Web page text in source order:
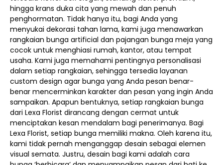
hingga krans duka cita yang mewah dan penuh
penghormatan. Tidak hanya itu, bagi Anda yang
menyukai dekorasi tahan lama, kami juga menawarkan
rangkaian bunga artificial dan pajangan bunga meja yang
cocok untuk menghiasi rumah, kantor, atau tempat
usaha. Kami juga memahami pentingnya personalisasi
dalam setiap rangkaian, sehingga tersedia layanan
custom design agar bunga yang Anda pesan benar-
benar mencerminkan karakter dan pesan yang ingin Anda
sampaikan. Apapun bentuknya, setiap rangkaian bunga
dari Lexa Florist dirancang dengan cermat untuk
menciptakan kesan mendalam bagi penerimanya. Bagi
Lexa Florist, setiap bunga memiliki makna. Oleh karena itu,
kami tidak pernah menganggap desain sebagai elemen
visual semata. Justru, desain bagi kami adalah cara